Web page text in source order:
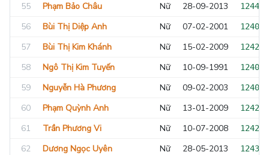
55 Phạm Bảo Châu Nữ 28-09-2013
56 Bùi Thị Diệp Anh Nữ 07-02-2001
57 Bùi Thị Kim Khánh Nữ 15-02-2009
58 Ngô Thị Kim Tuyến Nữ 10-09-1991
59 Nguyễn Hà Phương Nữ 09-02-2003
60 Phạm Quỳnh Anh Nữ 13-01-2009
61 Trần Phương Vi Nữ 10-07-2008
62 Dương Ngọc Uyên Nữ 28-05-2013